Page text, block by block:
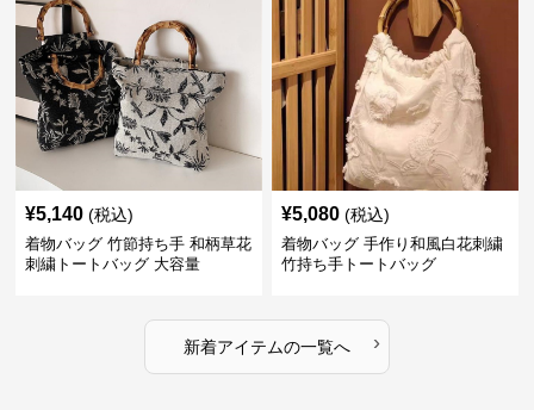
¥5,140 (税込)
着物バッグ 竹節持ち手 和柄草花
刺繍トートバッグ 大容量
¥5,080 (税込)
着物バッグ 手作り和風白花刺繍
竹持ち手トートバッグ
新着アイテムの一覧へ ›